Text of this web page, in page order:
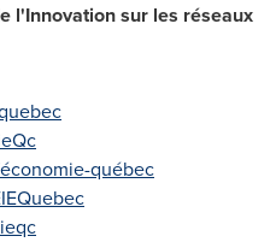
l'Innovation sur les réseaux
québec